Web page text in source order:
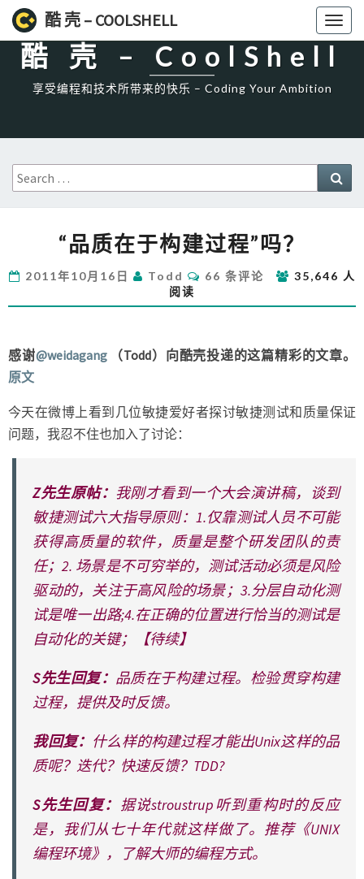
酷 壳 – COOLSHELL
High一下!
酷 壳 – CoolShell
享受编程和技术所带来的快乐 – Coding Your Ambition
Search
for:
质
于
构
程”
“品质在于构建过程”吗？
2011年10月16日 Todd
评
论
66 条评论
35,646 人
阅读
感谢@weidagang（Todd）向酷壳投递的这篇精彩的文章。
原文
今天在微博上看到几位敏捷爱好者探讨敏捷测试和质量保证
问题，我忍不住也加入了讨论：
Z先生原帖： 我刚才看到一个大会演讲稿，谈到
敏捷测试六大指导原则：1.仅靠测试人员不可能
获得高质量的软件，质量是整个研发团队的责
任；2. 场景是不可穷举的，测试活动必须是风险
驱动的，关注于高风险的场景；3.分层自动化测
试是唯一出路;4.在正确的位置进行恰当的测试是
自动化的关键；【待续】
S先生回复： 品质在于构建过程。检验贯穿构建
过程，提供及时反馈。
我回复： 什么样的构建过程才能出Unix这样的品
质呢？迭代？快速反馈？TDD?
S先生回复： 据说stroustrup听到重构时的反应
是，我们从七十年代就这样做了。推荐《UNIX
编程环境》，了解大师的编程方式。